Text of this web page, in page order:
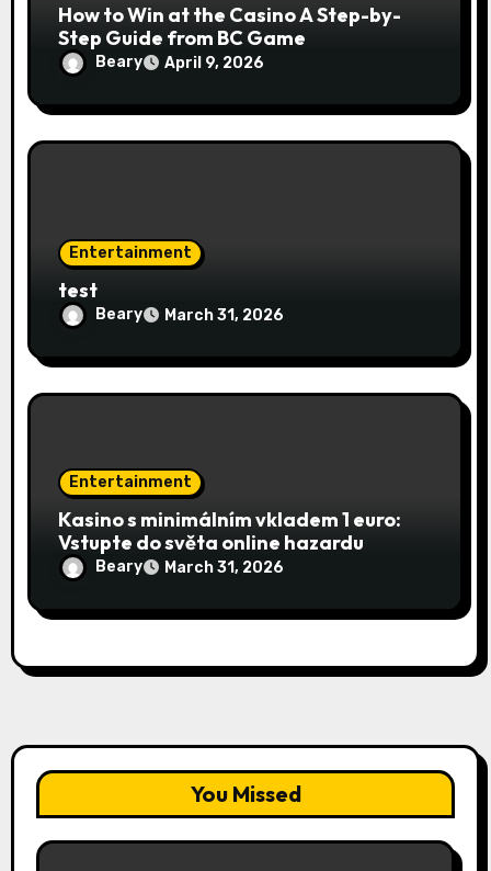
How to Win at the Casino A Step-by-
Step Guide from BC Game
Beary April 9, 2026
Entertainment
test
Beary March 31, 2026
Entertainment
Kasino s minimálním vkladem 1 euro:
Vstupte do světa online hazardu
Beary March 31, 2026
You Missed